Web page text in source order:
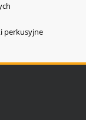
perkusyjne